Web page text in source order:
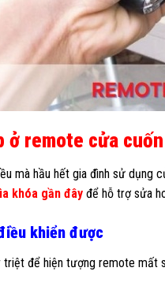
ở remote cửa cuốn
mà hầu hết gia đình sử dụng
khóa gần đây để hỗ trợ sửa
khiển được
triệt để hiện tượng remote mất